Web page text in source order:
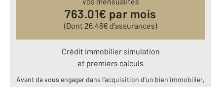
763.01€ par mois
(Dont 26.46€ d’assurances)
Crédit immobilier simulation
et premiers calculs
Avant de vous engager dans l’acquisition d’un bien immobilier,